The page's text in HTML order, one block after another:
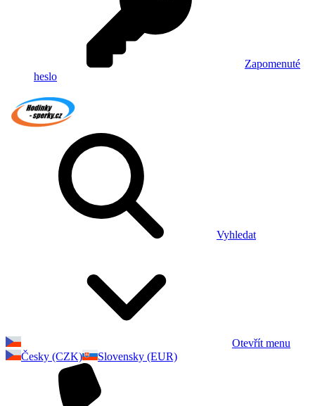
Zapomenuté
heslo
Vyhledat
Otevřít menu
Česky (CZK)
Slovensky (EUR)